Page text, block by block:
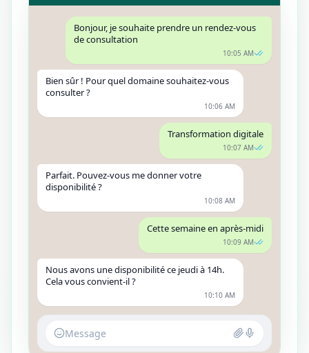
Bonjour, je souhaite prendre un rendez-vous
de consultation
10:05 AM
Bien sûr ! Pour quel domaine souhaitez-vous
consulter ?
10:06 AM
Transformation digitale
10:07 AM
Parfait. Pouvez-vous me donner votre
disponibilité ?
10:08 AM
Cette semaine en après-midi
10:09 AM
Nous avons une disponibilité ce jeudi à 14h.
Cela vous convient-il ?
10:10 AM
Message